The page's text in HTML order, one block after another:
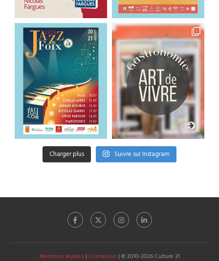
Charger plus Suivre sur Instagram
Mentions légales | Connexion | © 2010-2026 Culture 31